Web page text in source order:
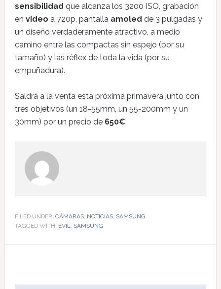
sensibilidad que alcanza los 3200 ISO, grabación
en vídeo a 720p, pantalla amoled de 3 pulgadas y
un diseño verdaderamente atractivo, a medio
camino entre las compactas sin espejo (por su
tamaño) y las réflex de toda la vida (por su
empuñadura).
Saldrá a la venta esta próxima primavera junto con
tres objetivos (un 18-55mm, un 55-200mm y un
30mm) por un precio de 650€.
FILED UNDER: CÁMARAS, NOTICIAS, SAMSUNG
TAGGED WITH: EVIL, SAMSUNG